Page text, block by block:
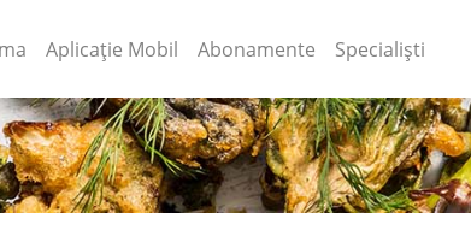
(current)
Aplicație Mobil (current)
Abonamente Specialiști